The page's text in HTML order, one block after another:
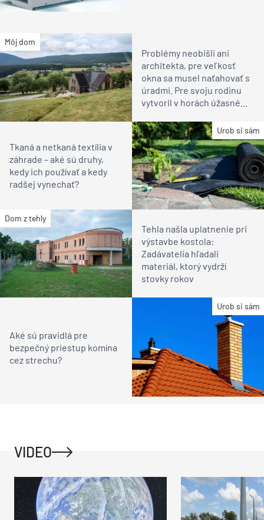
Môj dom
Problémy neobišli ani
architekta, pre veľkosť
okna sa musel naťahovať s
úradmi. Pre svoju rodinu
vytvoril v horách úžasné
Urob si sám
Tkaná a netkaná textília v
záhrade – aké sú druhy,
kedy ich používať a kedy
radšej vynechať?
Dom z tehly
Tehla našla uplatnenie pri
výstavbe kostola:
Zadávatelia hľadali
materiál, ktorý vydrží
stovky rokov
Urob si sám
Aké sú pravidlá pre
bezpečný priestup komína
cez strechu?
VIDEO